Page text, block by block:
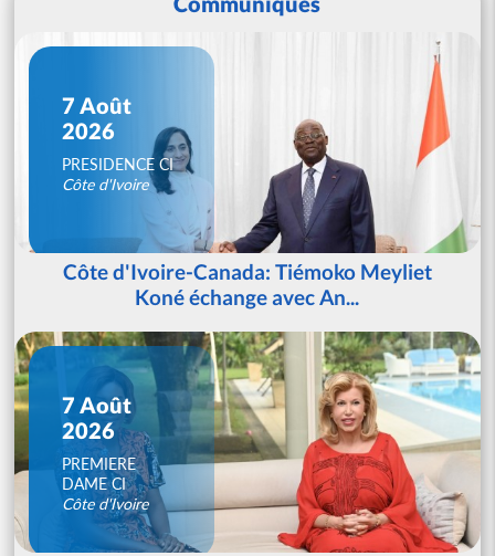
7 Août
2026
PRESIDENCE CI
Côte d'Ivoire
Côte d'Ivoire-Canada: Tiémoko Meyliet
Koné échange avec An...
7 Août
2026
PREMIERE
DAME CI
Côte d'Ivoire